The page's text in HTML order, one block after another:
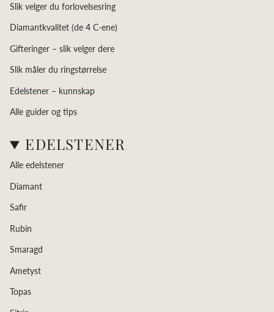
Slik velger du forlovelsesring
Diamantkvalitet (de 4 C-ene)
Gifteringer – slik velger dere
Slik måler du ringstørrelse
Edelstener – kunnskap
Alle guider og tips
EDELSTENER
Alle edelstener
Diamant
Safir
Rubin
Smaragd
Ametyst
Topas